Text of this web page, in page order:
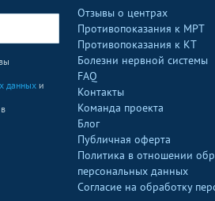
данных и
Отзывы о центрах
Противопоказания к МРТ
Противопоказания к КТ
Болезни нервной системы
FAQ
Контакты
Команда проекта
Блог
Публичная оферта
Политика в отношении
персональных данных
Согласие на обработку